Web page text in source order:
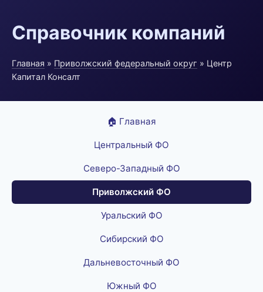
Справочник компаний
Главная » Приволжский федеральный округ » Центр
Капитал Консалт
🏠 Главная
Центральный ФО
Северо-Западный ФО
Приволжский ФО
Уральский ФО
Сибирский ФО
Дальневосточный ФО
Южный ФО